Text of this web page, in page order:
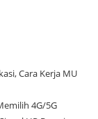
Cara Kerja MU
4G/5G